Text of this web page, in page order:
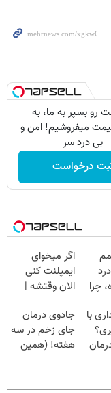
رو بسپر به ما، به
میفروشیم! امن و
بی درد سر
درخواست
چرا
اگر میخوای
ایمپلنت کنی
الان وقتشه |
میلیون تومان!!!
با
جادوی درمان
جای زخم در سه
هفته! (همین